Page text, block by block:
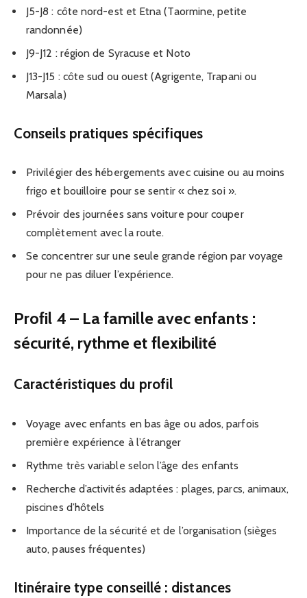
J5-J8 : côte nord-est et Etna (Taormine, petite
randonnée)
J9-J12 : région de Syracuse et Noto
J13-J15 : côte sud ou ouest (Agrigente, Trapani ou
Marsala)
Conseils pratiques spécifiques
Privilégier des hébergements avec cuisine ou au moins
frigo et bouilloire pour se sentir « chez soi ».
Prévoir des journées sans voiture pour couper
complètement avec la route.
Se concentrer sur une seule grande région par voyage
pour ne pas diluer l’expérience.
Profil 4 – La famille avec enfants :
sécurité, rythme et flexibilité
Caractéristiques du profil
Voyage avec enfants en bas âge ou ados, parfois
première expérience à l’étranger
Rythme très variable selon l’âge des enfants
Recherche d’activités adaptées : plages, parcs, animaux,
piscines d’hôtels
Importance de la sécurité et de l’organisation (sièges
auto, pauses fréquentes)
Itinéraire type conseillé : distances